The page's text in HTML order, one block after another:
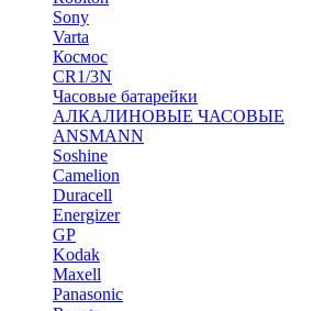
Sony
Varta
Космос
CR1/3N
Часовые батарейки
АЛКАЛИНОВЫЕ ЧАСОВЫЕ
ANSMANN
Soshine
Camelion
Duracell
Energizer
GP
Kodak
Maxell
Panasonic